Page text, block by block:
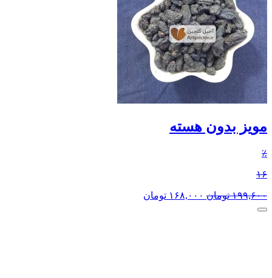
مویز بدون هسته
٪
۱۶
۱۹۹,۶۰۰ تومان ۱۶۸,۰۰۰ تومان